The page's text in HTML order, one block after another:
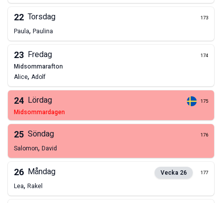
22 Torsdag 173
Paula, Paulina
23 Fredag 174
midsommarafton
Alice, Adolf
24 Lördag 175
midsommardagen
25 Söndag 176
Salomon, David
26 Måndag Vecka 26 177
Lea, Rakel